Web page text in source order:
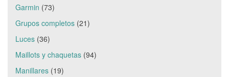
Garmin (73)
Grupos completos (21)
Luces (36)
Maillots y chaquetas (94)
Manillares (19)